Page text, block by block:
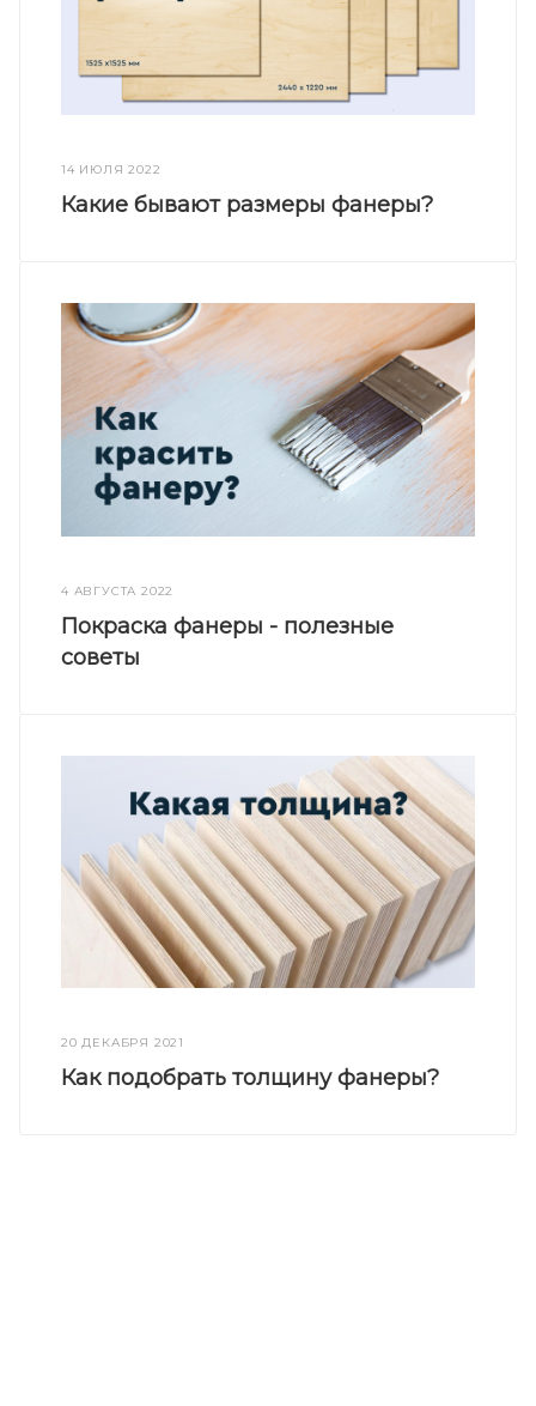
14 ИЮЛЯ 2022
Какие бывают размеры фанеры?
4 АВГУСТА 2022
Покраска фанеры - полезные
советы
20 ДЕКАБРЯ 2021
Как подобрать толщину фанеры?